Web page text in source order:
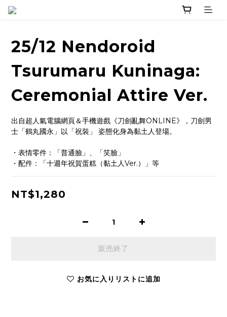
25/12 Nendoroid
Tsurumaru Kuninaga:
Ceremonial Attire Ver.
出自超人氣電腦網頁＆手機遊戲《刀劍亂舞ONLINE》，刀劍男
士「鶴丸國永」以「祝裝」 姿態化身為黏土人登場。
・表情零件：「普通臉」、「笑臉」
・配件：「十週年祝賀蛋糕（黏土人Ver.）」等
NT$1,280
販売終了
お気に入りリストに追加